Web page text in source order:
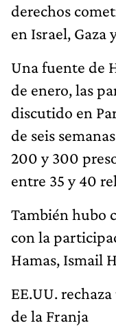
derechos
en Israel, Gaza
Una fuente de
de enero, las
discutido en
de seis
200 y 300
entre 35 y 40
También hubo
con la
Hamas, Ismail
EE.UU.
de la Franja